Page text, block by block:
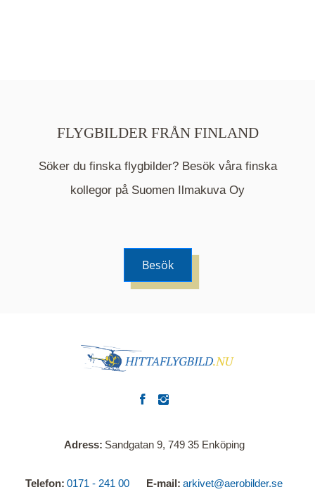
Mappen är en medelpunkt över fotat område och
kommer nu visa de fastigheter som finns just här.
FLYGBILDER FRÅN FINLAND
Söker du finska flygbilder? Besök våra finska
kollegor på Suomen Ilmakuva Oy
Besök
Adress Sandgatan 9, 749 35 Enköping
Telefon 0171 - 241 00 E-mail arkivet@aerobilder.se